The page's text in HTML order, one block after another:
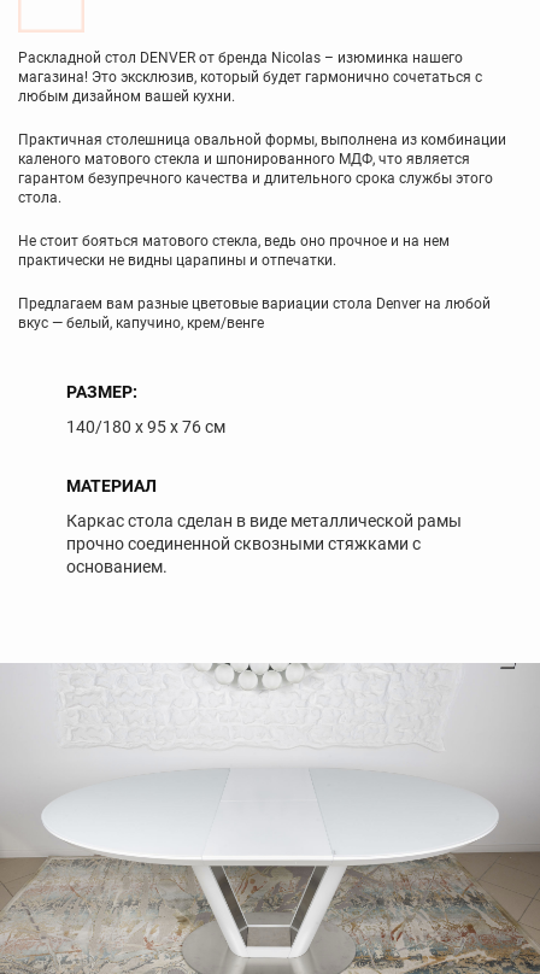
Раскладной стол DENVER от бренда Nicolas – изюминка нашего
магазина! Это эксклюзив, который будет гармонично сочетаться с
любым дизайном вашей кухни.
Практичная столешница овальной формы, выполнена из комбинации
каленого матового стекла и шпонированного МДФ, что является
гарантом безупречного качества и длительного срока службы этого
стола.
Не стоит бояться матового стекла, ведь оно прочное и на нем
практически не видны царапины и отпечатки.
Предлагаем вам разные цветовые вариации стола Denver на любой
вкус — белый, капучино, крем/венге
РАЗМЕР:
140/180 х 95 х 76 см
МАТЕРИАЛ
Каркас стола сделан в виде металлической рамы
прочно соединенной сквозными стяжками с
основанием.